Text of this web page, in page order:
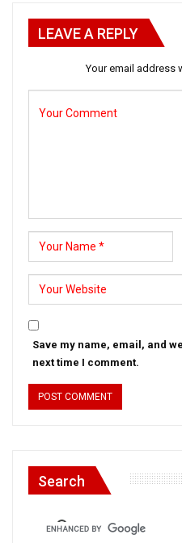
LEAVE A REPLY
Your email address
Save my name, email, and
next time I comment.
Search